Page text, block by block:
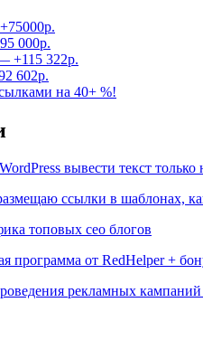
000р.
+115 322р.
602р.
на 40+ %!
вывести текст только
ссылки в шаблонах,
топовых сео блогов
программа от RedHelper +
рекламных